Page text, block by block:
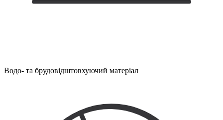
Водо- та брудовідштовхуючий матеріал